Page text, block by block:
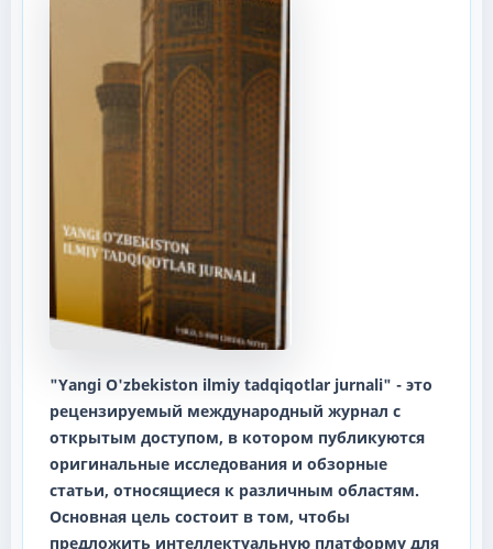
"Yangi O'zbekiston ilmiy tadqiqotlar jurnali" - это
рецензируемый международный журнал с
открытым доступом, в котором публикуются
оригинальные исследования и обзорные
статьи, относящиеся к различным областям.
Основная цель состоит в том, чтобы
предложить интеллектуальную платформу для